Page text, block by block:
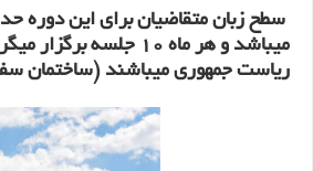
میباشد و هر ماه 10
ریاست جمهوری میباشند (ساختمان